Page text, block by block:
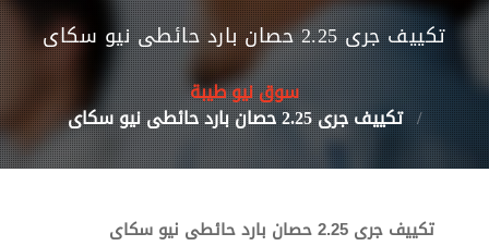
تكييف جرى 2.25 حصان بارد حائطى نيو سكاى
سوق نيو طيبة
تكييف جرى 2.25 حصان بارد حائطى نيو سكاى
تكييف جرى 2.25 حصان بارد حائطى نيو سكاى